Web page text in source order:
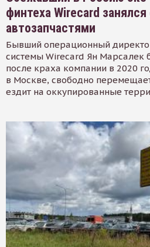
финтеха Wirecard
автозапчастями
Бывший операционный
системы Wirecard Ян Марсалек
после краха компании в 2020
в Москве, свободно
ездит на оккупированные